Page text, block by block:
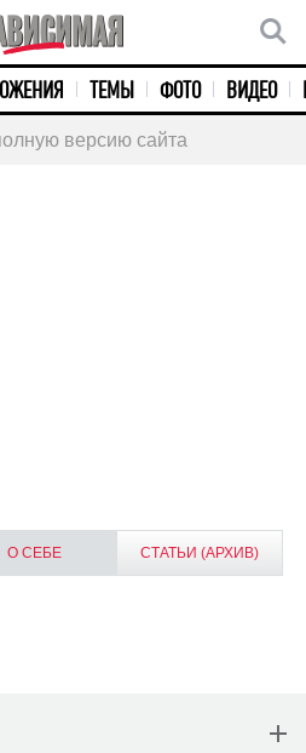
ТЕМЫ ФОТО ВИДЕО
версию сайта
О СЕБЕ СТАТЬИ (АРХИВ)